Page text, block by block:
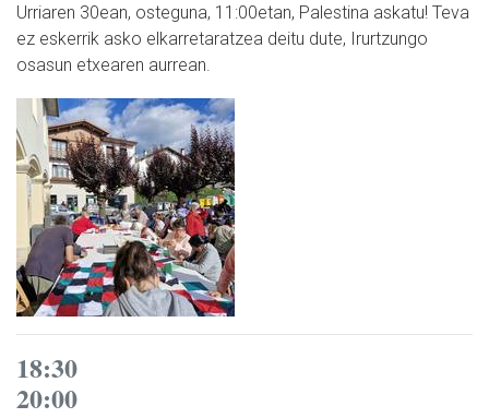
Urriaren 30ean, osteguna, 11:00etan, Palestina askatu! Teva
ez eskerrik asko elkarretaratzea deitu dute, Irurtzungo
osasun etxearen aurrean.
18:30
20:00